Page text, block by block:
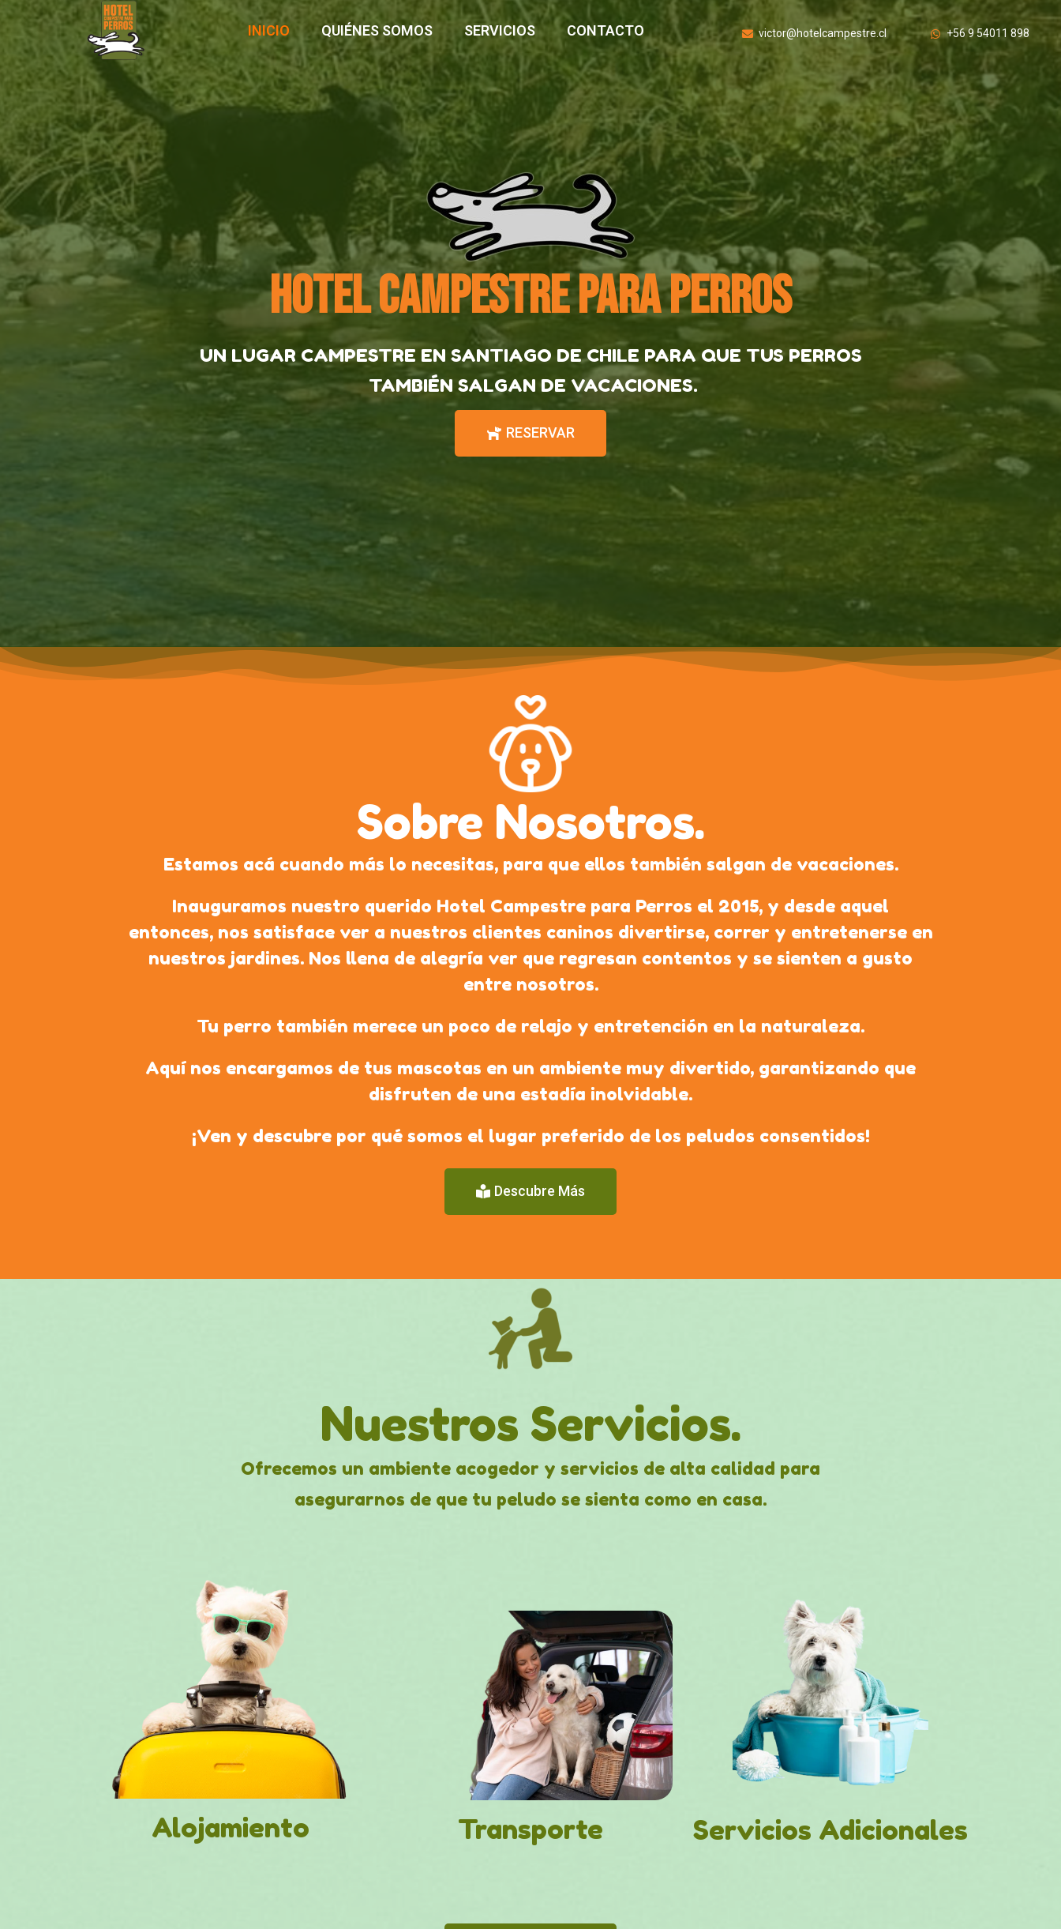
INICIO QUIÉNES SOMOS SERVICIOS CONTACTO victor@hotelcampestre.cl +56 9 54011 898
HOTEL CAMPESTRE PARA PERROS
UN LUGAR CAMPESTRE EN SANTIAGO DE CHILE PARA QUE TUS PERROS
TAMBIÉN SALGAN DE VACACIONES.
RESERVAR
Sobre Nosotros.
Estamos acá cuando más lo necesitas, para que ellos también salgan de vacaciones.
Inauguramos nuestro querido Hotel Campestre para Perros el 2015, y desde aquel
entonces, nos satisface ver a nuestros clientes caninos divertirse, correr y entretenerse en
nuestros jardines. Nos llena de alegría ver que regresan contentos y se sienten a gusto
entre nosotros.
Tu perro también merece un poco de relajo y entretención en la naturaleza.
Aquí nos encargamos de tus mascotas en un ambiente muy divertido, garantizando que
disfruten de una estadía inolvidable.
¡Ven y descubre por qué somos el lugar preferido de los peludos consentidos!
Descubre Más
Nuestros Servicios.
Ofrecemos un ambiente acogedor y servicios de alta calidad para
asegurarnos de que tu peludo se sienta como en casa.
Alojamiento Transporte Servicios Adicionales